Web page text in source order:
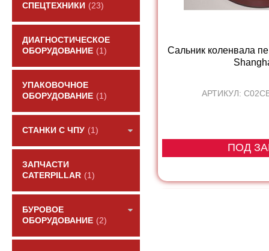
СПЕЦТЕХНИКИ (23)
ДИАГНОСТИЧЕСКОЕ
ОБОРУДОВАНИЕ (1)
УПАКОВОЧНОЕ
ОБОРУДОВАНИЕ (1)
СТАНКИ С ЧПУ (1)
ЗАПЧАСТИ
CATERPILLAR (1)
БУРОВОЕ
ОБОРУДОВАНИЕ (2)
Сальник коленвала
АРТИКУЛ:
ПОД